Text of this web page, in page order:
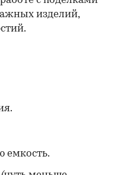
изделий,
емкость.